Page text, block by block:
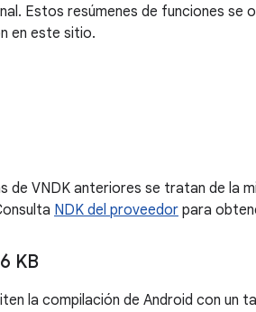
Estos resúmenes de funciones se
en este sitio.
de VNDK anteriores se tratan de la
NDK del proveedor para
KB
la compilación de Android con un